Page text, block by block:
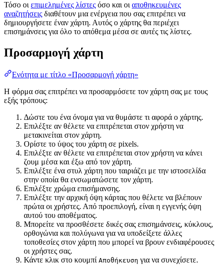
Τόσο οι επιμελημένες λίστες όσο και οι αποθηκευμένες
αναζητήσεις διαθέτουν μια ενέργεια που σας επιτρέπει να
δημιουργήσετε έναν χάρτη. Αυτός ο χάρτης θα περιέχει
επισημάνσεις για όλο το απόθεμα μέσα σε αυτές τις λίστες.
Προσαρμογή χάρτη
Ενότητα με τίτλο «Προσαρμογή χάρτη»
Η φόρμα σας επιτρέπει να προσαρμόσετε τον χάρτη σας με τους
εξής τρόπους:
Δώστε του ένα όνομα για να θυμάστε τι αφορά ο χάρτης.
Επιλέξτε αν θέλετε να επιτρέπεται στον χρήστη να
μετακινείται στον χάρτη.
Ορίστε το ύψος του χάρτη σε pixels.
Επιλέξτε αν θέλετε να επιτρέπεται στον χρήστη να κάνει
ζουμ μέσα και έξω από τον χάρτη.
Επιλέξτε ένα στυλ χάρτη που ταιριάζει με την ιστοσελίδα
στην οποία θα ενσωματώσετε τον χάρτη.
Επιλέξτε χρώμα επισήμανσης.
Επιλέξτε την αρχική όψη κάρτας που θέλετε να βλέπουν
πρώτα οι χρήστες. Από προεπιλογή, είναι η εγγενής όψη
αυτού του αποθέματος.
Μπορείτε να προσθέσετε δικές σας επισημάνσεις, κύκλους,
ορθογώνια και πολύγωνα για να υποδείξετε άλλες
τοποθεσίες στον χάρτη που μπορεί να βρουν ενδιαφέρουσες
οι χρήστες σας.
Κάντε κλικ στο κουμπί Αποθήκευση για να συνεχίσετε.